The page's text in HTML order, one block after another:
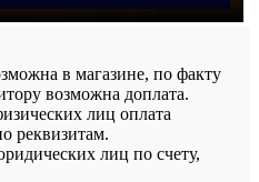
в магазине, по факту
возможна доплата.
лиц оплата
реквизитам.
лиц по счету,